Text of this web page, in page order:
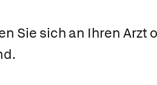
Sie sich an Ihren Arzt